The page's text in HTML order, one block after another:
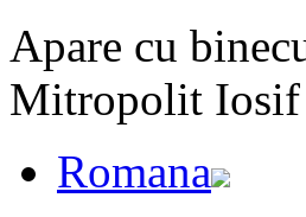
Apare cu
Mitropolit Iosif
Romana